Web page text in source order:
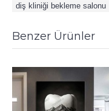
diş kliniği bekleme salonu
Benzer Ürünler